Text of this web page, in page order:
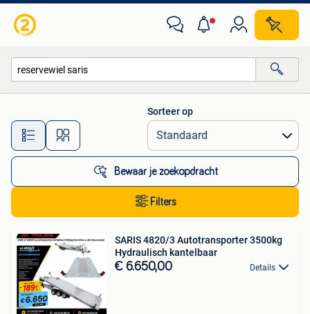
Alle afstanden…
Sorteer op
Bewaar je zoekopdracht
Filters
SARIS 4820/3 Autotransporter 3500kg
Hydraulisch kantelbaar
€ 6.650,00 Details